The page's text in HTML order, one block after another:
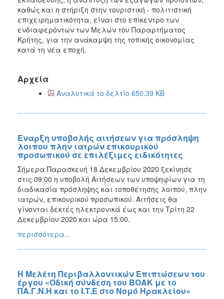
καθώς και η στήριξη στην τουριστική - πολιτιστική
επιχειρηματικότητα, είναι στο επίκεντρο των
ενδιαφερόντων των Μελών του Παραρτήματος
Κρήτης, για την ανάκαμψη της τοπικής οικονομίας
κατά τη νέα εποχή.
Αρχεία
Αναλυτικά το δελτίο 650.39 KB
Εναρξη υποβολής αιτήσεων για πρόσληψη
λοιπου πλην ιατρών επικουρικού
προσωπικού σε επιλέξιμες ειδικότητες
Σήμερα Παρασκευή 18 Δεκεμβρίου 2020 ξεκίνησε
στις 09:00 η υποβολή Αιτήσεων των υποψηφίων για τη
διαδικασία πρόσληψης και τοποθέτησης λοιπού, πλην
ιατρών, επικουρικού προσωπικού. Αιτήσεις θα
γίνονται δεκτές ηλεκτρονικά έως και την Τρίτη 22
Δεκεμβρίου 2020 και ώρα 15:00.
περισσότερα...
Η Μελέτη Περιβαλλοντικών Επιπτώσεων του
έργου «Οδική σύνδεση του ΒΟΑΚ με το
ΠΑ.Γ.Ν.Η και το Ι.Τ.Ε στο Νομό Ηρακλείου»